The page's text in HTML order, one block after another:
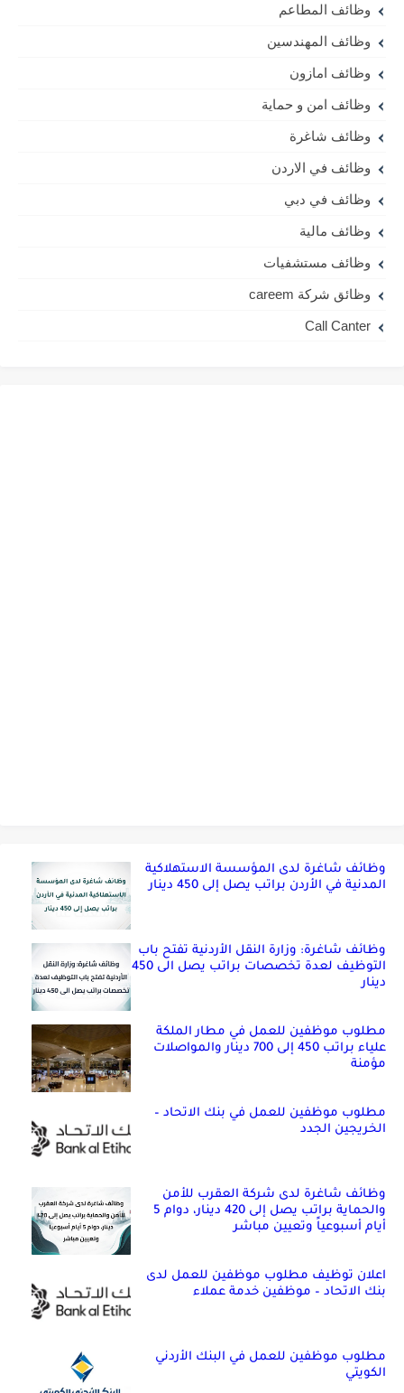
وظائف المطاعم
وظائف المهندسين
وظائف امازون
وظائف امن و حماية
وظائف شاغرة
وظائف في الاردن
وظائف في دبي
وظائف مالية
وظائف مستشفيات
وظائق شركة careem
Call Canter
وظائف شاغرة لدى المؤسسة الاستهلاكية
المدنية في الأردن براتب يصل إلى 450 دينار
وظائف شاغرة: وزارة النقل الأردنية تفتح باب
التوظيف لعدة تخصصات براتب يصل الى 450
دينار
مطلوب موظفين للعمل في مطار الملكة
علياء براتب 450 إلى 700 دينار والمواصلات
مؤمنة
مطلوب موظفين للعمل في بنك الاتحاد –
الخريجين الجدد
وظائف شاغرة لدى شركة العقرب للأمن
والحماية براتب يصل إلى 420 دينار، دوام 5
أيام أسبوعياً وتعيين مباشر
اعلان توظيف مطلوب موظفين للعمل لدى
بنك الاتحاد – موظفين خدمة عملاء
مطلوب موظفين للعمل في البنك الأردني
الكويتي